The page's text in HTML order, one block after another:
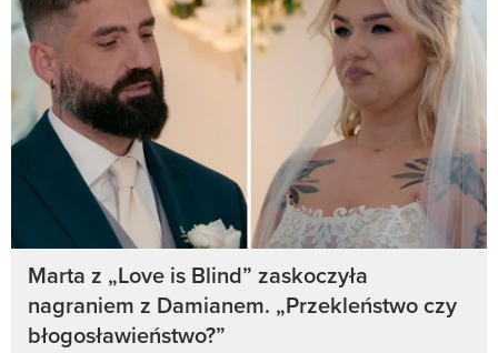
Marta z „Love is Blind” zaskoczyła
nagraniem z Damianem. „Przekleństwo czy
błogosławieństwo?”